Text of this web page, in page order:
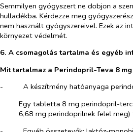
Semmilyen gyógyszert ne dobjon a
hulladékba. Kérdezze meg
nem használt gyógyszereivel. Ezek az
környezet védelmét.
6. A csomagolás tartalma és egyéb
Mit tartalmaz a Perindopril-Teva 8
-​
A készítmény hatóanyaga
Egy tabletta 8 mg perindopril-
6,68 mg perindoprilnek felel meg)